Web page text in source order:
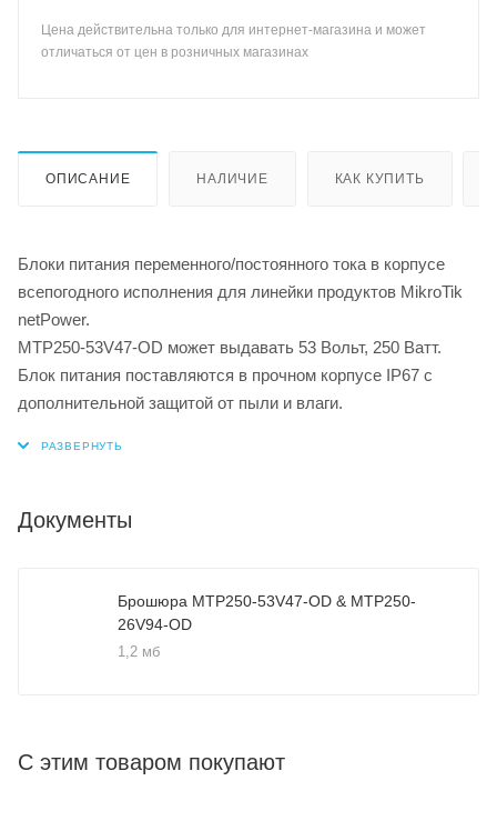
Цена действительна только для интернет-магазина и может
отличаться от цен в розничных магазинах
ОПИСАНИЕ НАЛИЧИЕ КАК КУПИТЬ
Блоки питания переменного/постоянного тока в корпусе
всепогодного исполнения для линейки продуктов MikroTik
netPower.
MTP250-53V47-OD может выдавать 53 Вольт, 250 Ватт.
Блок питания поставляются в прочном корпусе IP67 с
дополнительной защитой от пыли и влаги.
Документы
Брошюра MTP250-53V47-OD & MTP250-
26V94-OD
1,2 мб
С этим товаром покупают